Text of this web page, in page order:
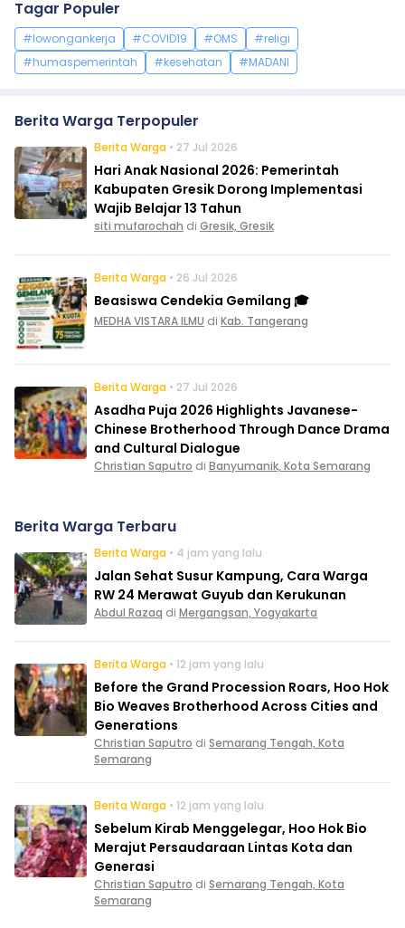
Tagar Populer
#lowongankerja #COVID19 #OMS
#religi
#humaspemerintah
#kesehatan #MADANI
Berita Warga Terpopuler
Berita Warga • 27 Jul 2026
Hari Anak Nasional 2026: Pemerintah
Kabupaten Gresik Dorong Implementasi
Wajib Belajar 13 Tahun
siti mufarochah di Gresik, Gresik
Berita Warga • 26 Jul 2026
Beasiswa Cendekia Gemilang 🎓
MEDHA VISTARA ILMU di Kab. Tangerang
Berita Warga • 27 Jul 2026
Asadha Puja 2026 Highlights Javanese-
Chinese Brotherhood Through Dance Drama
and Cultural Dialogue
Christian Saputro di Banyumanik, Kota Semarang
Berita Warga Terbaru
Berita Warga • 4 jam yang lalu
Jalan Sehat Susur Kampung, Cara Warga
RW 24 Merawat Guyub dan Kerukunan
Abdul Razaq di Mergangsan, Yogyakarta
Berita Warga • 12 jam yang lalu
Before the Grand Procession Roars, Hoo Hok
Bio Weaves Brotherhood Across Cities and
Generations
Christian Saputro di Semarang Tengah, Kota
Semarang
Berita Warga • 12 jam yang lalu
Sebelum Kirab Menggelegar, Hoo Hok Bio
Merajut Persaudaraan Lintas Kota dan
Generasi
Christian Saputro di Semarang Tengah, Kota
Semarang